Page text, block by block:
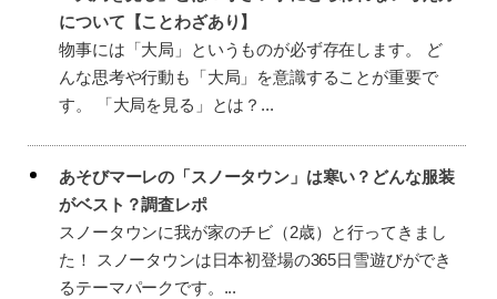
について【ことわざあり】
物事には「大局」というものが必ず存在します。 ど
んな思考や行動も「大局」を意識することが重要で
す。 「大局を見る」とは？...
あそびマーレの「スノータウン」は寒い？どんな服装
がベスト？調査レポ
スノータウンに我が家のチビ（2歳）と行ってきまし
た！ スノータウンは日本初登場の365日雪遊びができ
るテーマパークです。...